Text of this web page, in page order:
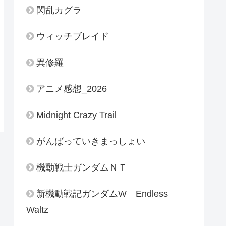
閃乱カグラ
ウィッチブレイド
異修羅
アニメ感想_2026
Midnight Crazy Trail
がんばっていきまっしょい
機動戦士ガンダムＮＴ
新機動戦記ガンダムW Endless
Waltz